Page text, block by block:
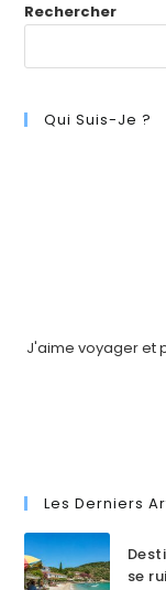
Rechercher
Qui Suis-Je ?
J'aime voyager et
Les Derniers
se